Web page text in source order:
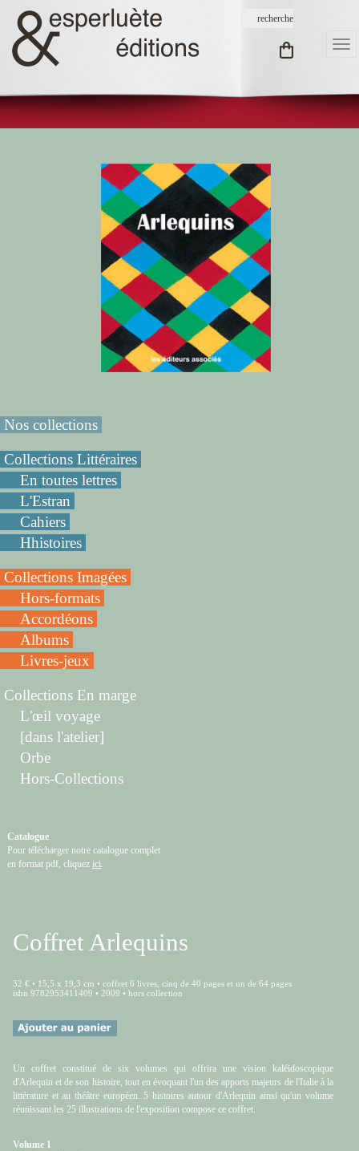
Nos collections
Collections Littéraires
En toutes lettres
L'Estran
Cahiers
Hhistoires
Collections Imagées
Hors-formats
Accordéons
Albums
Livres-jeux
Collections En marge
L'œil voyage
[dans l'atelier]
Orbe
Hors-Collections
Catalogue
Pour télécharger notre catalogue complet
en format pdf, cliquez ici
Coffret Arlequins
32 € • 15,5 x 19,3 cm • coffret 6 livres, cinq de 40 pages et un de 64 pages
isbn 9782953411409 • 2009 • hors collection
Un coffret constitué de six volumes qui offrira une vision kaléidoscopique
d'Arlequin et de son histoire, tout en évoquant l'un des apports majeurs de l'Italie à la
littérature et au théâtre européen. 5 histoires autour d'Arlequin ainsi qu'un volume
réunissant les 25 illustrations de l'exposition compose ce coffret.
Volume 1